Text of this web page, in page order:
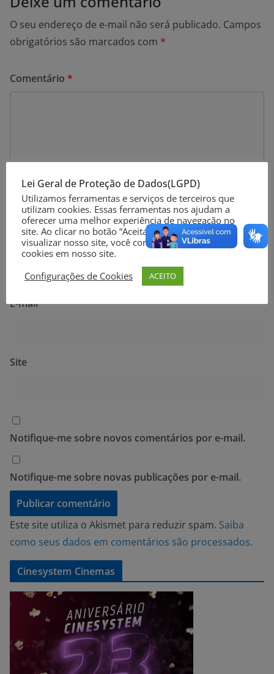
O seu endereço de e-mail não será publicado. Campos
obrigatórios são marcados com *
Comentário *
Nome*
E-mail*
Site
Notifique-me sobre novos comentários por e-mail.
Notifique-me sobre novas publicações por e-mail.
Este site utiliza o Akismet para reduzir spam. Saiba
como seus dados em comentários são processados.
Cinesystem Cinemas
Lei Geral de Proteção de Dados(LGPD)
Utilizamos ferramentas e serviços de terceiros que
utilizam cookies. Essas ferramentas nos ajudam a
oferecer uma melhor experiência de navegação no
site. Ao clicar no botão “Aceitar” ou continuar a
visualizar nosso site, você concorda com o uso de
cookies em nosso site.
Configurações de Cookies
ACEITO